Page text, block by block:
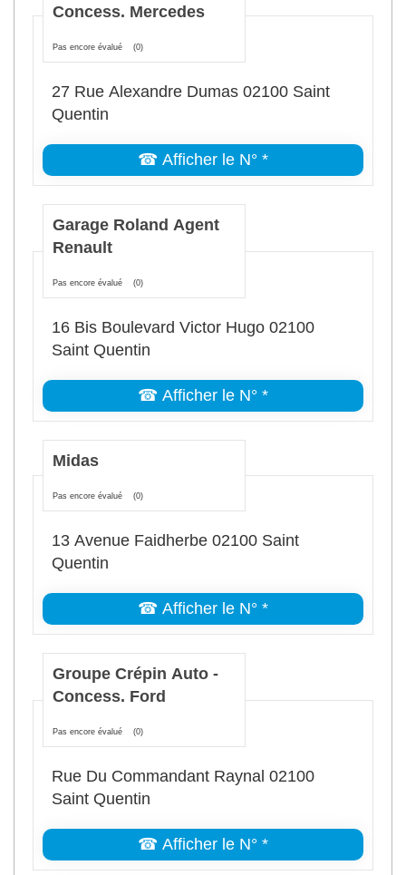
Concess. Mercedes
Pas encore évalué (0)
27 Rue Alexandre Dumas 02100 Saint
Quentin
☎ Afficher le N° *
Garage Roland Agent
Renault
Pas encore évalué (0)
16 Bis Boulevard Victor Hugo 02100
Saint Quentin
☎ Afficher le N° *
Midas
Pas encore évalué (0)
13 Avenue Faidherbe 02100 Saint
Quentin
☎ Afficher le N° *
Groupe Crépin Auto -
Concess. Ford
Pas encore évalué (0)
Rue Du Commandant Raynal 02100
Saint Quentin
☎ Afficher le N° *